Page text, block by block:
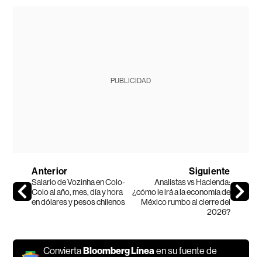
PUBLICIDAD
Anterior
Salario de Vozinha en Colo-
Colo al año, mes, día y hora
en dólares y pesos chilenos
Siguiente
Analistas vs Hacienda:
¿cómo le irá a la economía de
México rumbo al cierre del
2026?
ConviertaBloomberg Línea en su fuente de